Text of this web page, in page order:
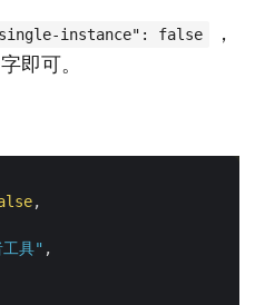
instance": false
，
即可。
,
工具" ,